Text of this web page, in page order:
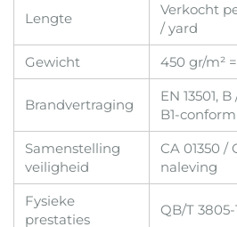
Lengte
Verkocht
/ yard
Gewicht
450 gr/m²
Brandvertraging
EN 13501,
B1-
Samenstelling
veiligheid
CA 01350 /
naleving
Fysieke
prestaties
QB/T